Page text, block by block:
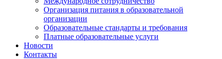
Организация питания в образовательной
организации
Образовательные стандарты и требования
Платные образовательные услуги
Новости
Контакты